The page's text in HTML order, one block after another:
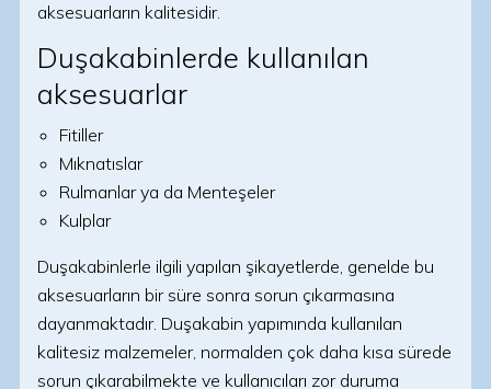
aksesuarların kalitesidir.
Duşakabinlerde kullanılan
aksesuarlar
Fitiller
Mıknatıslar
Rulmanlar ya da Menteşeler
Kulplar
Duşakabinlerle ilgili yapılan şikayetlerde, genelde bu
aksesuarların bir süre sonra sorun çıkarmasına
dayanmaktadır. Duşakabin yapımında kullanılan
kalitesiz malzemeler, normalden çok daha kısa sürede
sorun çıkarabilmekte ve kullanıcıları zor duruma